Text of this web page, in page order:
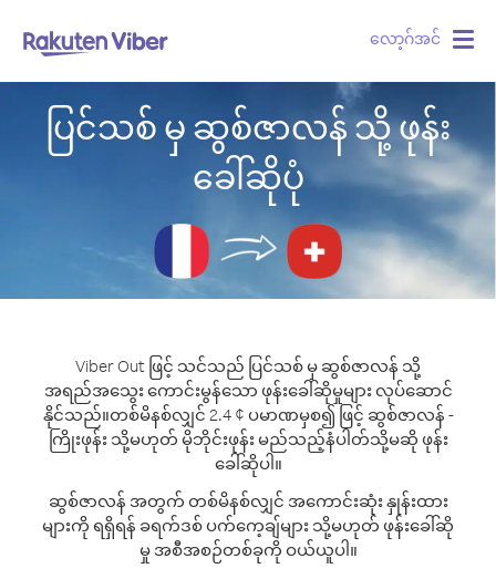
လော့ဂ်အင်
ပြင်သစ် မှ ဆွစ်ဇာလန် သို့ ဖုန်း
ခေါ်ဆိုပုံ
Viber Out ဖြင့် သင်သည် ပြင်သစ် မှ ဆွစ်ဇာလန် သို့
အရည်အသွေး ကောင်းမွန်သော ဖုန်းခေါ်ဆိုမှုများ လုပ်ဆောင်
နိုင်သည်။တစ်မိနစ်လျှင် 2.4 ¢ ပမာဏမှစ၍ ဖြင့် ဆွစ်ဇာလန် -
ကြိုးဖုန်း သို့မဟုတ် မိုဘိုင်းဖုန်း မည်သည့်နံပါတ်သို့မဆို ဖုန်း
ခေါ်ဆိုပါ။
ဆွစ်ဇာလန် အတွက် တစ်မိနစ်လျှင် အကောင်းဆုံး နှုန်းထား
များကို ရရှိရန် ခရက်ဒစ် ပက်ကေ့ချ်များ သို့မဟုတ် ဖုန်းခေါ်ဆို
မှု အစီအစဉ်တစ်ခုကို ဝယ်ယူပါ။